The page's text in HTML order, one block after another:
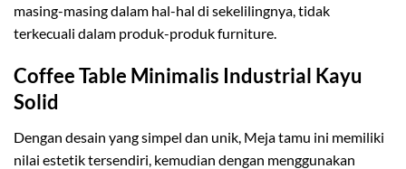
masing-masing dalam hal-hal di sekelilingnya, tidak
terkecuali dalam produk-produk furniture.
Coffee Table Minimalis Industrial Kayu
Solid
Dengan desain yang simpel dan unik, Meja tamu ini memiliki
nilai estetik tersendiri, kemudian dengan menggunakan